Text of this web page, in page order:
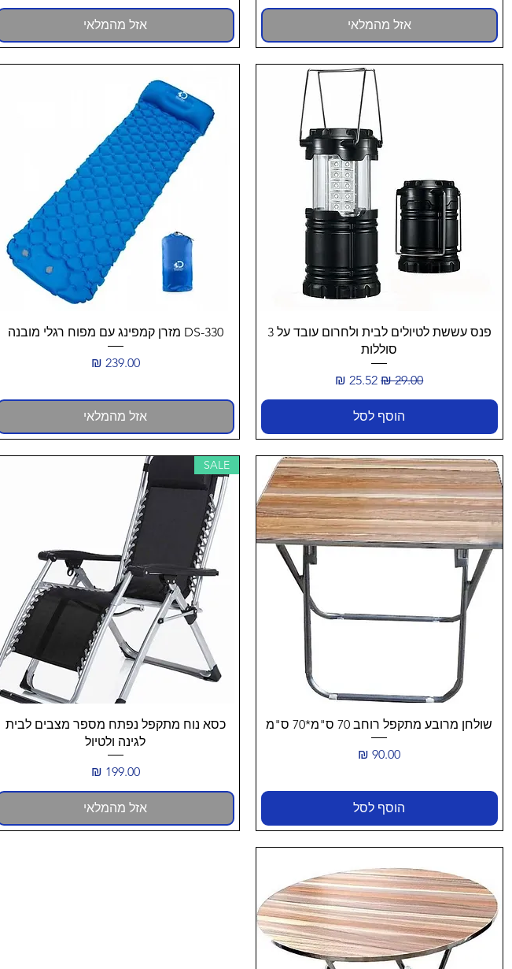
אזל מהמלאי אזל מהמלאי
תצוגה מהירה
פנס עששת לטיולים לבית ולחרום עובד על 3
סוללות
מחיר רגיל‏29.00 ‏₪ מחיר מבצע
הוסף לסל
תצוגה מהירה
DS-330 מזרן קמפינג עם מפוח רגלי מובנה
מחיר‏239.00 ‏₪
אזל מהמלאי
תצוגה מהירה
שולחן מרובע מתקפל רוחב 70 ס"מ*70 ס"מ
מחיר
הוסף לסל
תצוגה מהירה
SALE
כסא נוח מתקפל נפתח מספר מצבים לבית
לגינה ולטיול
מחיר‏199.00 ‏₪
אזל מהמלאי